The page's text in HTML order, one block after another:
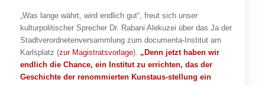
„Was lange währt, wird endlich gut“, freut sich unser
kulturpolitischer Sprecher Dr. Rabani Alekuzei über das Ja der
Stadtverordnetenversammlung zum documenta-Institut am
Karlsplatz (zur Magistratsvorlage). „Denn jetzt haben wir
endlich die Chance, ein Institut zu errichten, das der
Geschichte der renommierten Kunstaus-stellung ein